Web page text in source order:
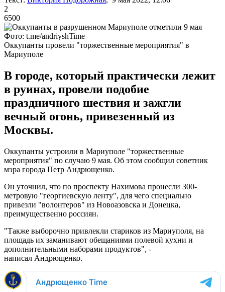
2
6500
Фото: t.me/andriyshTime
Оккупанты провели "торжественные мероприятия" в
Мариуполе
В городе, который практически лежит
в руинах, провели подобие
праздничного шествия и зажгли
вечный огонь, привезенный из
Москвы.
Оккупанты устроили в Мариуполе "торжественные
мероприятия" по случаю 9 мая. Об этом сообщил советник
мэра города Петр Андрющенко.
Он уточнил, что по проспекту Нахимова пронесли 300-
метровую "георгиевскую ленту", для чего специально
привезли "волонтеров" из Новоазовска и Донецка,
преимущественно россиян.
"Также выборочно привлекли стариков из Мариуполя, на
площадь их заманивают обещаниями полевой кухни и
дополнительными наборами продуктов", -
написал Андрющенко.